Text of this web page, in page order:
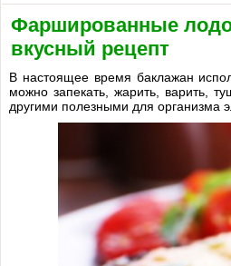
Фаршированные
вкусный рецепт
В настоящее время баклажан
можно запекать, жарить, варить,
другими полезными для организма